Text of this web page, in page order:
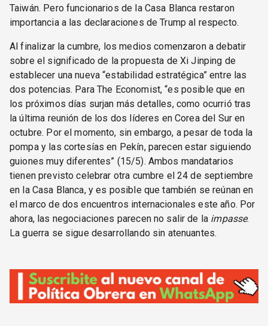
Taiwán. Pero funcionarios de la Casa Blanca restaron
importancia a las declaraciones de Trump al respecto.
Al finalizar la cumbre, los medios comenzaron a debatir
sobre el significado de la propuesta de Xi Jinping de
establecer una nueva “estabilidad estratégica” entre las
dos potencias. Para The Economist, “es posible que en
los próximos días surjan más detalles, como ocurrió tras
la última reunión de los dos líderes en Corea del Sur en
octubre. Por el momento, sin embargo, a pesar de toda la
pompa y las cortesías en Pekín, parecen estar siguiendo
guiones muy diferentes” (15/5). Ambos mandatarios
tienen previsto celebrar otra cumbre el 24 de septiembre
en la Casa Blanca, y es posible que también se reúnan en
el marco de dos encuentros internacionales este año. Por
ahora, las negociaciones parecen no salir de la impasse.
La guerra se sigue desarrollando sin atenuantes.